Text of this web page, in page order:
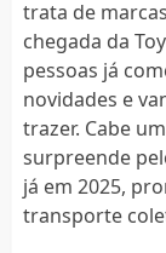
trata de
chegada da
pessoas já
novidades e
trazer. Cabe
surpreende
já em 2025,
transporte